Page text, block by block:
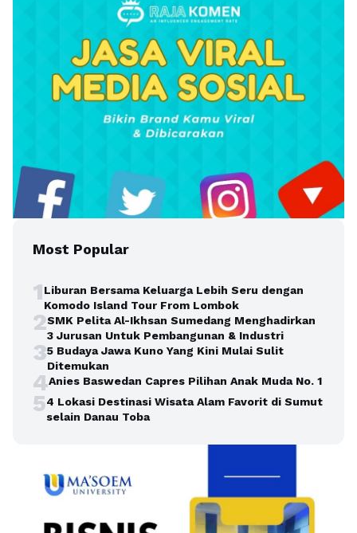
Most Popular
1Liburan Bersama Keluarga Lebih Seru dengan
Komodo Island Tour From Lombok
2SMK Pelita Al-Ikhsan Sumedang Menghadirkan
3 Jurusan Untuk Pembangunan & Industri
35 Budaya Jawa Kuno Yang Kini Mulai Sulit
Ditemukan
4Anies Baswedan Capres Pilihan Anak Muda No. 1
54 Lokasi Destinasi Wisata Alam Favorit di Sumut
selain Danau Toba